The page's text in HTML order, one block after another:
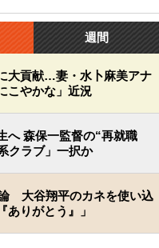
週間
大貢献…妻・水卜麻美アナ
こやかな」近況
へ 森保一監督の“再就職
クラブ」一択か
大谷翔平のカネを使い込
ありがとう』」